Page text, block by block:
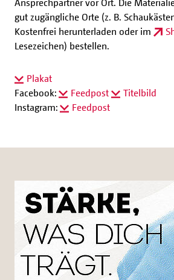
gut zugängliche Orte (z. B.
Kostenfrei herunterladen oder im
Lesezeichen) bestellen.
Plakat
Facebook:
Feedpost
Titelbild
Instagram:
Feedpost